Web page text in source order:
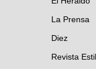
La Prensa
Diez
Revista